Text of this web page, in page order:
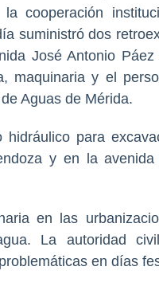
cooperación
suministró dos
José Antonio Páez
maquinaria y el
Aguas de Mérida.
para
y en la
en las
La autoridad
en días